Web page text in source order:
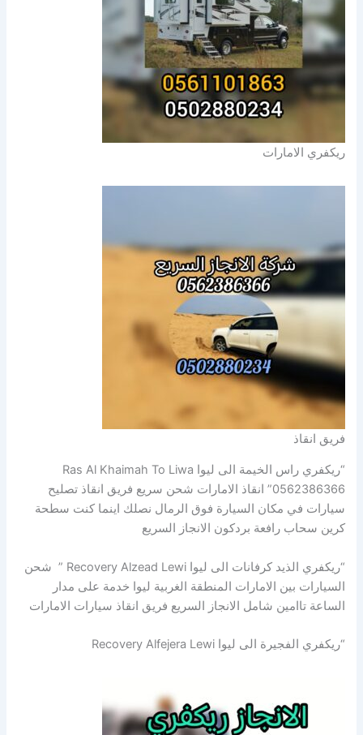
ريكفري الامارات
فريق انقاذ
“ريكفري راس الخيمة الى ليوا Ras Al Khaimah To Liwa
0562386366” انقاذ الامارات شحن سريع فريق انقاذ تصليح
سيارات في مكان السيارة فوق الرمال نصلك اينما كنت سطحة
كرين سحاب رافعة بردكون الانجاز السريع
“ريكفري الذيد كرفانات الى ليوا Recovery Alzead Lewi ” شحن
السيارات بين الامارات المنطقة الغربية ليوا خدمة على مدار
الساعة تاامين شامل الانجاز السريع فريق انقاذ سيارات الامارات
“ريكفري الفجيرة الى ليوا Recovery Alfejera Lewi